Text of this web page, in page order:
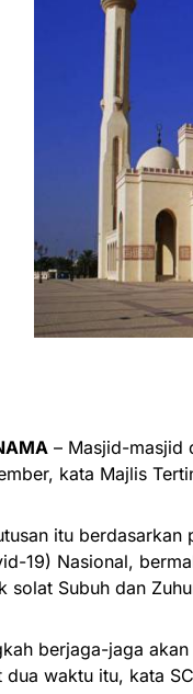
– Masjid-masjid
kata Majlis
itu berdasarkan
19) Nasional,
solat Subuh dan
berjaga-jaga
dua waktu itu, kata